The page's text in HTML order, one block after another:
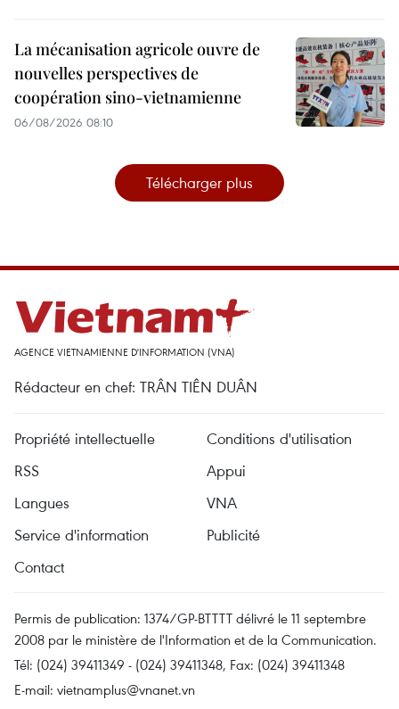
La mécanisation agricole ouvre de
nouvelles perspectives de
coopération sino-vietnamienne
06/08/2026 08:10
Télécharger plus
AGENCE VIETNAMIENNE D'INFORMATION (VNA)
Rédacteur en chef: TRÂN TIÊN DUÂN
Propriété intellectuelle
Conditions d'utilisation
RSS
Appui
Langues
VNA
Service d'information
Publicité
Contact
Permis de publication: 1374/GP-BTTTT délivré le 11 septembre
2008 par le ministère de l'Information et de la Communication.
Tél: (024) 39411349 - (024) 39411348, Fax: (024) 39411348
E-mail: vietnamplus@vnanet.vn